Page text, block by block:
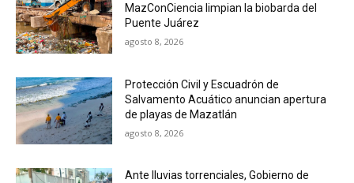
MazConCiencia limpian la biobarda del
Puente Juárez
agosto 8, 2026
Protección Civil y Escuadrón de
Salvamento Acuático anuncian apertura
de playas de Mazatlán
agosto 8, 2026
Ante lluvias torrenciales, Gobierno de